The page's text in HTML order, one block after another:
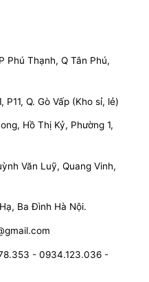
Phú Thạnh, Q Tân Phú,
Q. Gò Vấp (Kho sỉ, lẻ)
Hồ Thị Kỷ, Phường 1,
Văn Luỹ, Quang Vinh,
Ba Đình Hà Nội.
- 0934.123.036 -